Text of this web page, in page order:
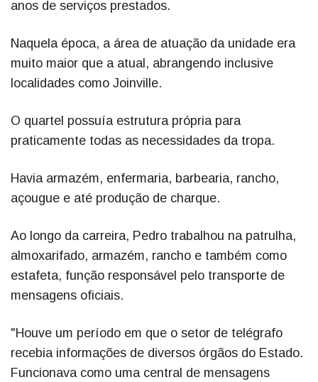
anos de serviços prestados.
Naquela época, a área de atuação da unidade era
muito maior que a atual, abrangendo inclusive
localidades como Joinville.
O quartel possuía estrutura própria para
praticamente todas as necessidades da tropa.
Havia armazém, enfermaria, barbearia, rancho,
açougue e até produção de charque.
Ao longo da carreira, Pedro trabalhou na patrulha,
almoxarifado, armazém, rancho e também como
estafeta, função responsável pelo transporte de
mensagens oficiais.
"Houve um período em que o setor de telégrafo
recebia informações de diversos órgãos do Estado.
Funcionava como uma central de mensagens